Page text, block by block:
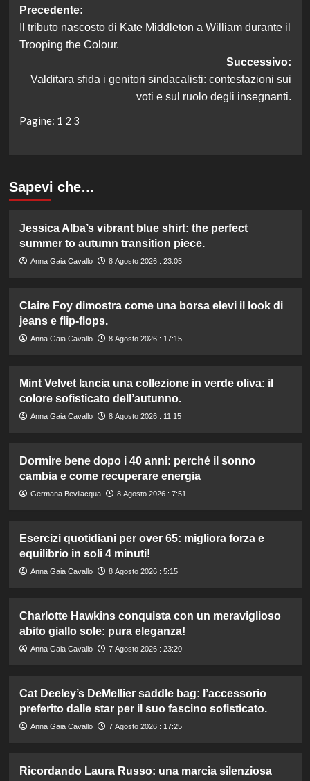
Navigazione
articolo
Precedente:
Il tributo nascosto di Kate Middleton a William durante il
Trooping the Colour.
Successivo:
Valditara sfida i genitori sindacalisti: contestazioni sui
voti e sul ruolo degli insegnanti.
Pagine: 1 2 3
Sapevi che…
Jessica Alba’s vibrant blue shirt: the perfect
summer to autumn transition piece.
Anna Gaia Cavallo 8 Agosto 2026 : 23:05
Claire Foy dimostra come una borsa elevi il look di
jeans e flip-flops.
Anna Gaia Cavallo 8 Agosto 2026 : 17:15
Mint Velvet lancia una collezione in verde oliva: il
colore sofisticato dell’autunno.
Anna Gaia Cavallo 8 Agosto 2026 : 11:15
Dormire bene dopo i 40 anni: perché il sonno
cambia e come recuperare energia
Germana Bevilacqua 8 Agosto 2026 : 7:51
Esercizi quotidiani per over 65: migliora forza e
equilibrio in soli 4 minuti!
Anna Gaia Cavallo 8 Agosto 2026 : 5:15
Charlotte Hawkins conquista con un meraviglioso
abito giallo sole: pura eleganza!
Anna Gaia Cavallo 7 Agosto 2026 : 23:20
Cat Deeley’s DeMellier saddle bag: l’accessorio
preferito dalle star per il suo fascino sofisticato.
Anna Gaia Cavallo 7 Agosto 2026 : 17:25
Ricordando Laura Russo: una marcia silenziosa